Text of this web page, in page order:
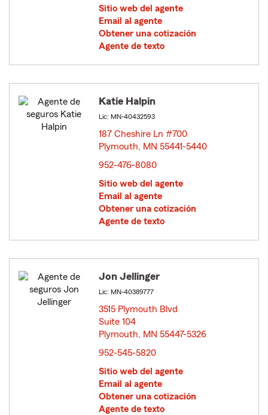
Sitio web del agente
Email al agente
Obtener una cotización
Agente de texto
Katie Halpin
Lic: MN-40432593
187 Cheshire Ln #700
Plymouth, MN 55441-5440
952-476-8080
Sitio web del agente
Email al agente
Obtener una cotización
Agente de texto
Jon Jellinger
Lic: MN-40389777
3515 Plymouth Blvd
Suite 104
Plymouth, MN 55447-5326
952-545-5820
Sitio web del agente
Email al agente
Obtener una cotización
Agente de texto